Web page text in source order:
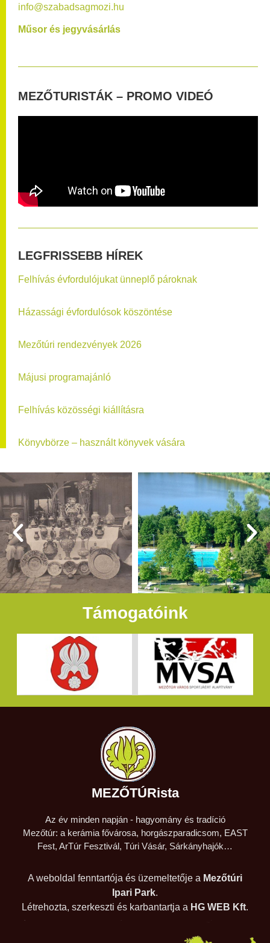
info@szabadsagmozi.hu
Műsor és jegyvásárlás
MEZŐTURISTÁK – PROMO VIDEÓ
LEGFRISSEBB HÍREK
Felhívás évfordulójukat ünneplő pároknak
Házassági évfordulósok köszöntése
Mezőtúri rendezvények 2026
Májusi programajánló
Felhívás közösségi kiállításra
Könyvbörze – használt könyvek vására
Támogatóink
MEZŐTÚRista
Az év minden napján - hagyomány és tradíció
Mezőtúr: a kerámia fővárosa, horgászparadicsom, EAST
Fest, ArTúr Fesztivál, Túri Vásár, Sárkányhajók…
A weboldal fenntartója és üzemeltetője a Mezőtúri
Ipari Park.
Létrehozta, szerkeszti és karbantartja a HG WEB Kft.